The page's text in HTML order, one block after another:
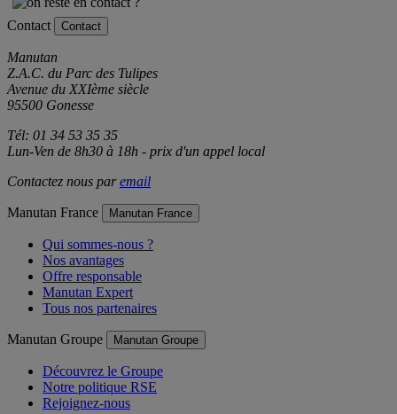
Contact
Manutan
Z.A.C. du Parc des Tulipes
Avenue du XXIème siècle
Tél: 01 34 53 35 35
Manutan France
Qui sommes-nous ?
Nos avantages
Offre responsable
Manutan Expert
Manutan Groupe
Découvrez le Groupe
Notre politique RSE